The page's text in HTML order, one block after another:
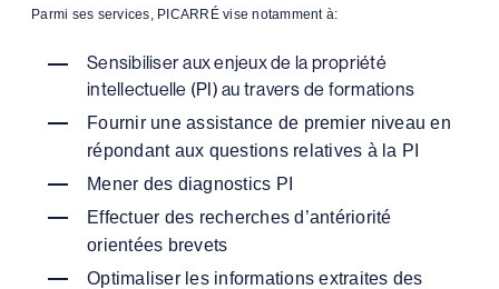
Parmi ses services, PICARRÉ vise notamment à:
Sensibiliser aux enjeux de la propriété
intellectuelle (PI) au travers de formations
Fournir une assistance de premier niveau en
répondant aux questions relatives à la PI
Mener des diagnostics PI
Effectuer des recherches d’antériorité
orientées brevets
Optimaliser les informations extraites des